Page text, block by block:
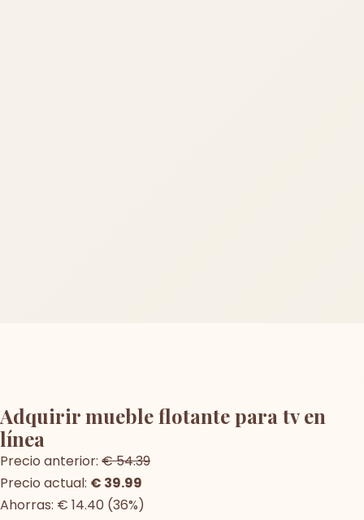
Adquirir mueble flotante para tv en
línea
Precio anterior: € 54.39
Precio actual: € 39.99
Ahorras: € 14.40 (36%)